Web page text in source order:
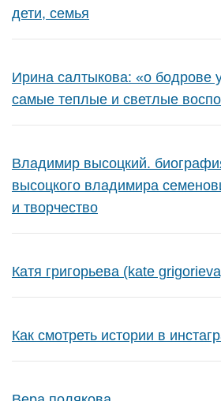
дети, семья
Ирина салтыкова: «о бодрове
самые теплые и светлые
Владимир высоцкий.
высоцкого владимира
и творчество
Катя григорьева (kate
Как смотреть истории в